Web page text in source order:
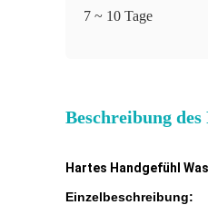
7 ~ 10 Tage
Beschreibung
Hartes Handgefühl
Einzelbeschreibung: